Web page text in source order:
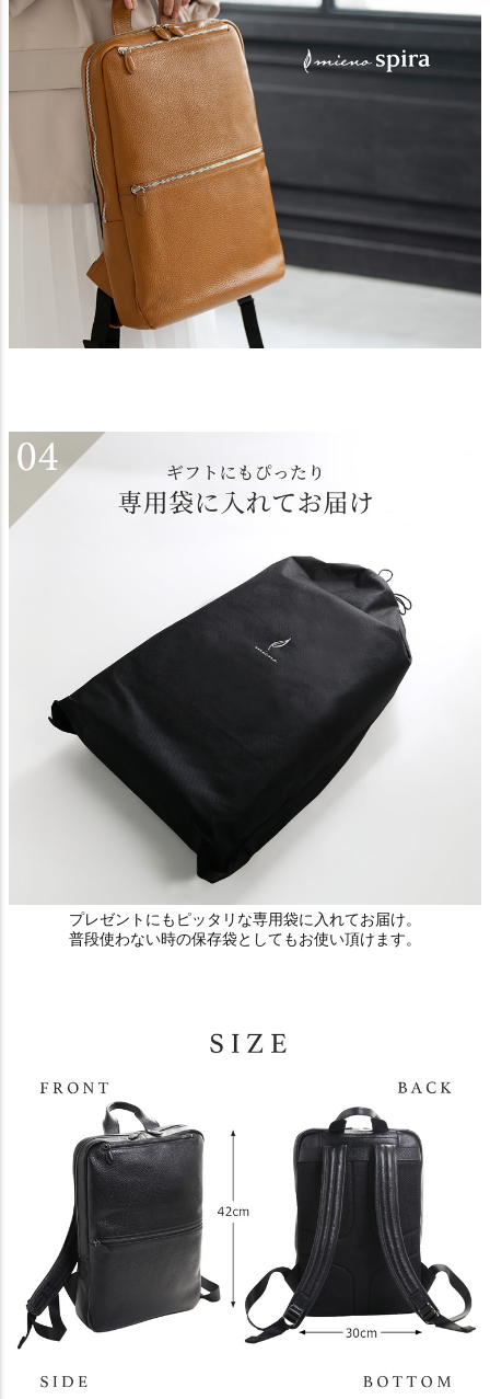
プレゼントにもピッタリな専用袋に入れてお届け。
普段使わない時の保存袋としてもお使い頂けます。